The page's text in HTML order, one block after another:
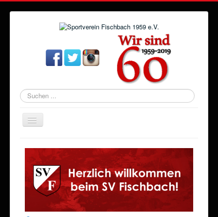
Suchen
...
Navigation
an/aus
Aktuelles
Verein
Abteilungen
Veranstaltungen